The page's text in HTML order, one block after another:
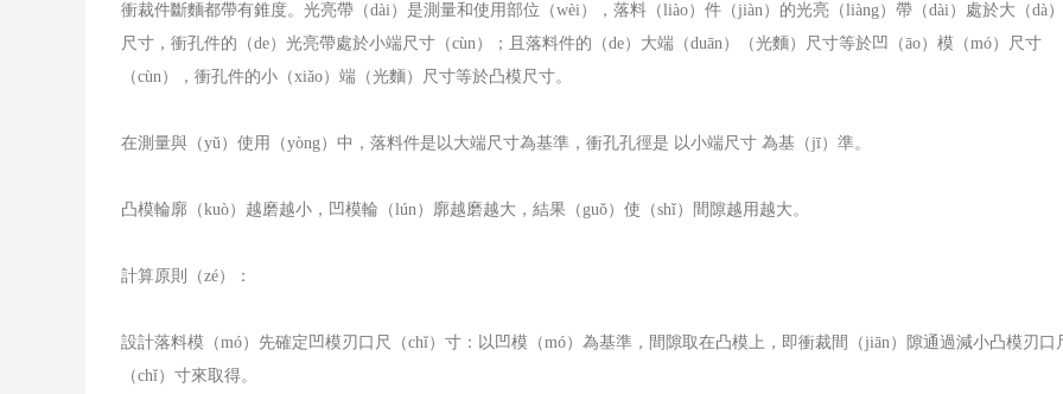
衝裁件斷麵都帶有錐度。光亮帶（dài）是測量和使用部位（wèi），落料（liào）件（jiàn）的光亮（liàng）帶（dài）處於大（dà
尺寸，衝孔件的（de）光亮帶處於小端尺寸（cùn）；且落料件的（de）大端（duān）（光麵）尺寸等於凹（āo）模（mó）尺寸
（cùn），衝孔件的小（xiǎo）端（光麵）尺寸等於凸模尺寸。
在測量與（yǔ）使用（yòng）中，落料件是以大端尺寸為基準，衝孔孔徑是 以小端尺寸 為基（jī）準。
凸模輪廓（kuò）越磨越小，凹模輪（lún）廓越磨越大，結果（guǒ）使（shǐ）間隙越用越大。
計算原則（zé）：
設計落料模（mó）先確定凹模刃口尺（chǐ）寸：以凹模（mó）為基準，間隙取在凸模上，即衝裁間（jiān）隙通過減小凸模刃口
（chǐ）寸來取得。